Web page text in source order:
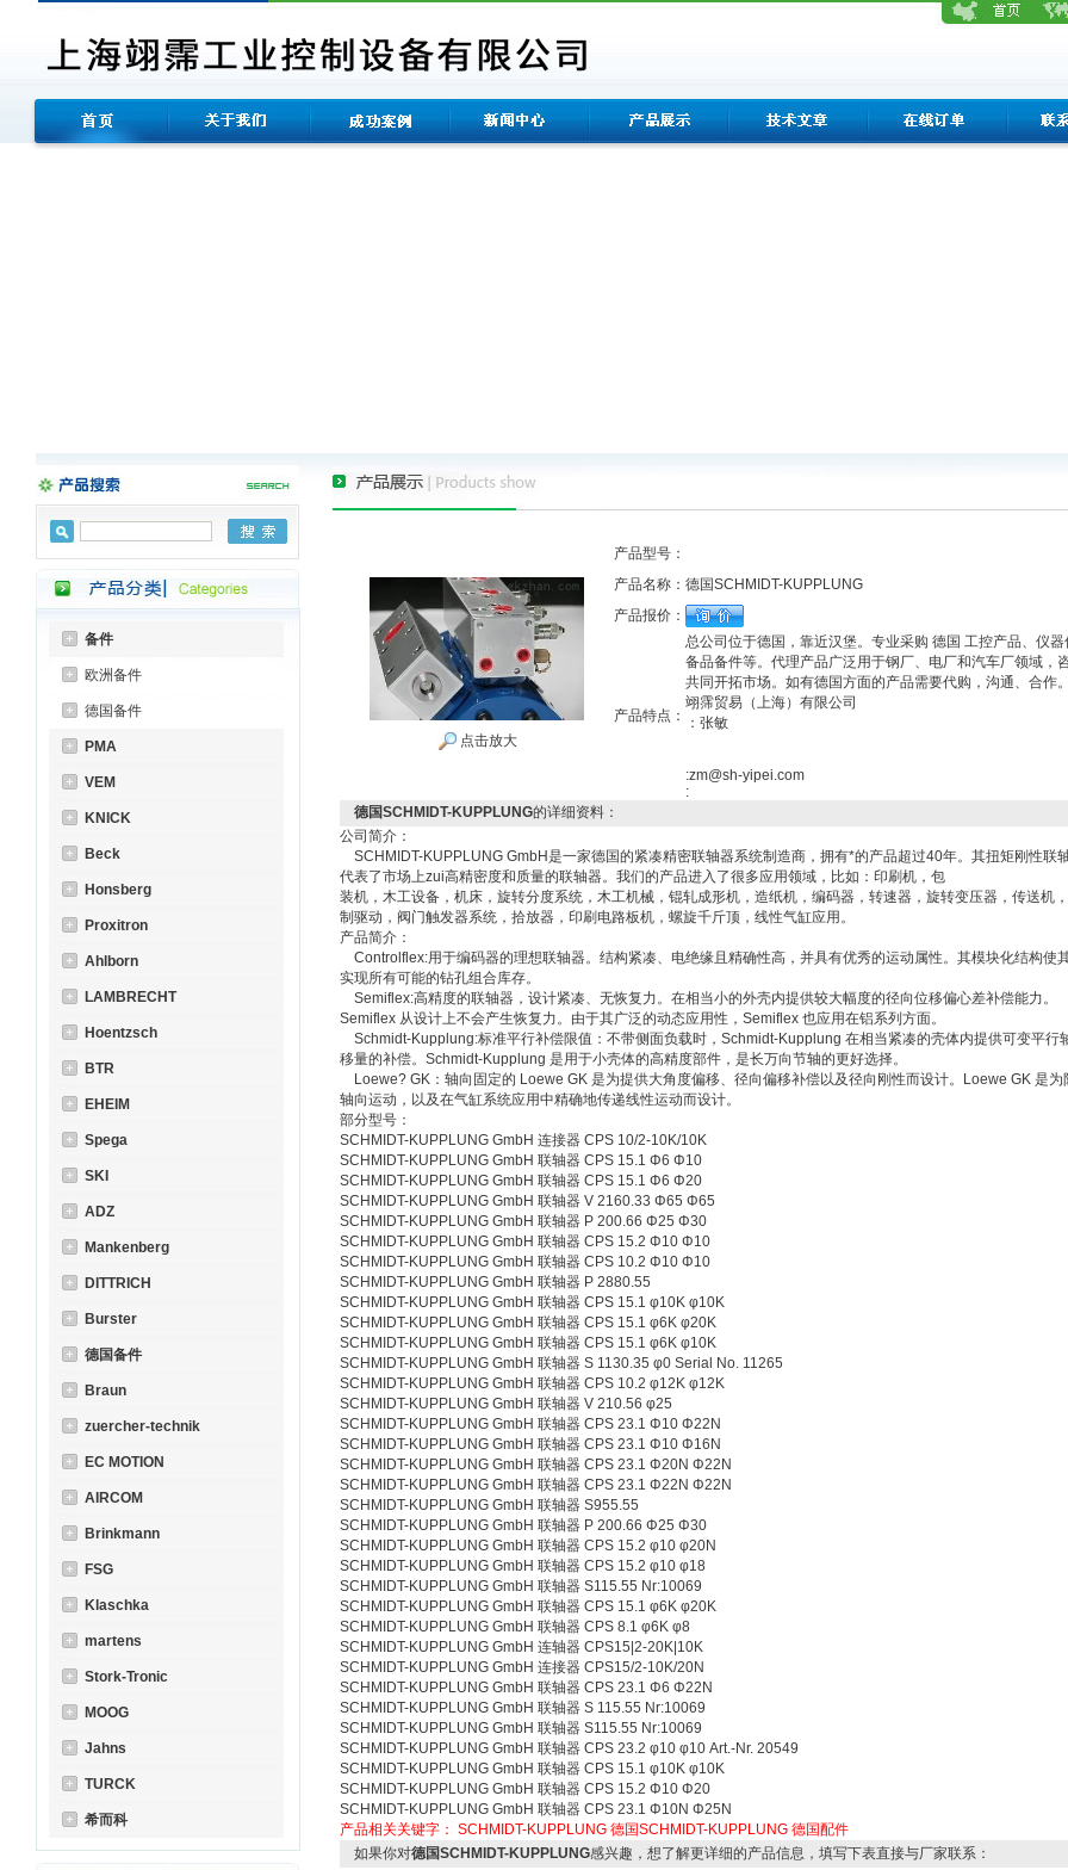
备件
欧洲备件
德国备件
PMA
VEM
KNICK
Beck
Honsberg
Proxitron
Ahlborn
LAMBRECHT
Hoentzsch
BTR
EHEIM
Spega
SKI
ADZ
Mankenberg
DITTRICH
Burster
德国备件
Braun
zuercher-technik
EC MOTION
AIRCOM
Brinkmann
FSG
Klaschka
martens
Stork-Tronic
MOOG
Jahns
TURCK
希而科
点击放大
产品型号：
产品名称： 德国SCHMIDT-KUPPLUNG
产品报价：
产品特点：
总公司位于德国，靠近汉堡。专业采购 德国 工控产品、仪器
备品备件等。代理产品广泛用于钢厂、电厂和汽车厂领域，
共同开拓市场。如有德国方面的产品需要代购，沟通、合作
翊霈贸易（上海）有限公司
：张敏
:zm@sh-yipei.com
:
德国SCHMIDT-KUPPLUNG的详细资料：
公司简介：
SCHMIDT-KUPPLUNG GmbH是一家德国的紧凑精密联轴器系统制造商，拥有*的产品超过40年。其扭矩刚性联
代表了市场上zui高精密度和质量的联轴器。我们的产品进入了很多应用领域，比如：印刷机，包
装机，木工设备，机床，旋转分度系统，木工机械，锟轧成形机，造纸机，编码器，转速器，旋转变压器，传送机
制驱动，阀门触发器系统，拾放器，印刷电路板机，螺旋千斤顶，线性气缸应用。
产品简介：
Controlflex:用于编码器的理想联轴器。结构紧凑、电绝缘且精确性高，并具有优秀的运动属性。其模块化结构使
实现所有可能的钻孔组合库存。
Semiflex:高精度的联轴器，设计紧凑、无恢复力。在相当小的外壳内提供较大幅度的径向位移偏心差补偿能力。
Semiflex 从设计上不会产生恢复力。由于其广泛的动态应用性，Semiflex 也应用在铝系列方面。
Schmidt-Kupplung:标准平行补偿限值：不带侧面负载时，Schmidt-Kupplung 在相当紧凑的壳体内提供可变平行
移量的补偿。Schmidt-Kupplung 是用于小壳体的高精度部件，是长万向节轴的更好选择。
Loewe? GK：轴向固定的 Loewe GK 是为提供大角度偏移、径向偏移补偿以及径向刚性而设计。Loewe GK 是为
轴向运动，以及在气缸系统应用中精确地传递线性运动而设计。
部分型号：
SCHMIDT-KUPPLUNG GmbH 连接器 CPS 10/2-10K/10K
SCHMIDT-KUPPLUNG GmbH 联轴器 CPS 15.1 Φ6 Φ10
SCHMIDT-KUPPLUNG GmbH 联轴器 CPS 15.1 Φ6 Φ20
SCHMIDT-KUPPLUNG GmbH 联轴器 V 2160.33 Φ65 Φ65
SCHMIDT-KUPPLUNG GmbH 联轴器 P 200.66 Φ25 Φ30
SCHMIDT-KUPPLUNG GmbH 联轴器 CPS 15.2 Φ10 Φ10
SCHMIDT-KUPPLUNG GmbH 联轴器 CPS 10.2 Φ10 Φ10
SCHMIDT-KUPPLUNG GmbH 联轴器 P 2880.55
SCHMIDT-KUPPLUNG GmbH 联轴器 CPS 15.1 φ10K φ10K
SCHMIDT-KUPPLUNG GmbH 联轴器 CPS 15.1 φ6K φ20K
SCHMIDT-KUPPLUNG GmbH 联轴器 CPS 15.1 φ6K φ10K
SCHMIDT-KUPPLUNG GmbH 联轴器 S 1130.35 φ0 Serial No. 11265
SCHMIDT-KUPPLUNG GmbH 联轴器 CPS 10.2 φ12K φ12K
SCHMIDT-KUPPLUNG GmbH 联轴器 V 210.56 φ25
SCHMIDT-KUPPLUNG GmbH 联轴器 CPS 23.1 Φ10 Φ22N
SCHMIDT-KUPPLUNG GmbH 联轴器 CPS 23.1 Φ10 Φ16N
SCHMIDT-KUPPLUNG GmbH 联轴器 CPS 23.1 Φ20N Φ22N
SCHMIDT-KUPPLUNG GmbH 联轴器 CPS 23.1 Φ22N Φ22N
SCHMIDT-KUPPLUNG GmbH 联轴器 S955.55
SCHMIDT-KUPPLUNG GmbH 联轴器 P 200.66 Φ25 Φ30
SCHMIDT-KUPPLUNG GmbH 联轴器 CPS 15.2 φ10 φ20N
SCHMIDT-KUPPLUNG GmbH 联轴器 CPS 15.2 φ10 φ18
SCHMIDT-KUPPLUNG GmbH 联轴器 S115.55 Nr:10069
SCHMIDT-KUPPLUNG GmbH 联轴器 CPS 15.1 φ6K φ20K
SCHMIDT-KUPPLUNG GmbH 联轴器 CPS 8.1 φ6K φ8
SCHMIDT-KUPPLUNG GmbH 连轴器 CPS15|2-20K|10K
SCHMIDT-KUPPLUNG GmbH 连接器 CPS15/2-10K/20N
SCHMIDT-KUPPLUNG GmbH 联轴器 CPS 23.1 Φ6 Φ22N
SCHMIDT-KUPPLUNG GmbH 联轴器 S 115.55 Nr:10069
SCHMIDT-KUPPLUNG GmbH 联轴器 S115.55 Nr:10069
SCHMIDT-KUPPLUNG GmbH 联轴器 CPS 23.2 φ10 φ10 Art.-Nr. 20549
SCHMIDT-KUPPLUNG GmbH 联轴器 CPS 15.1 φ10K φ10K
SCHMIDT-KUPPLUNG GmbH 联轴器 CPS 15.2 Φ10 Φ20
SCHMIDT-KUPPLUNG GmbH 联轴器 CPS 23.1 Φ10N Φ25N
产品相关关键字： SCHMIDT-KUPPLUNG 德国SCHMIDT-KUPPLUNG 德国配件
如果你对德国SCHMIDT-KUPPLUNG感兴趣，想了解更详细的产品信息，填写下表直接与厂家联系：